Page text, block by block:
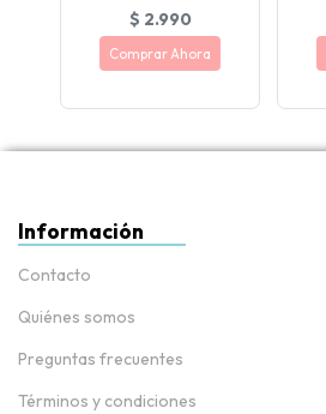
$ 2.990
Comprar Ahora
Información
Contacto
Quiénes somos
Preguntas frecuentes
Términos y condiciones